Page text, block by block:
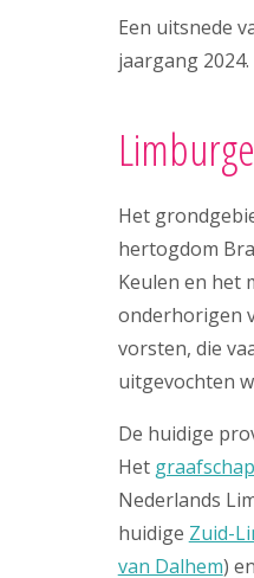
Een uitsnede
jaargang 2024.
Het
hertogdom
Keulen en het
onderhorigen
vorsten, die
uitgevochten
De huidige
Het
Nederlands
huidige Zuid-
van Dalhem)